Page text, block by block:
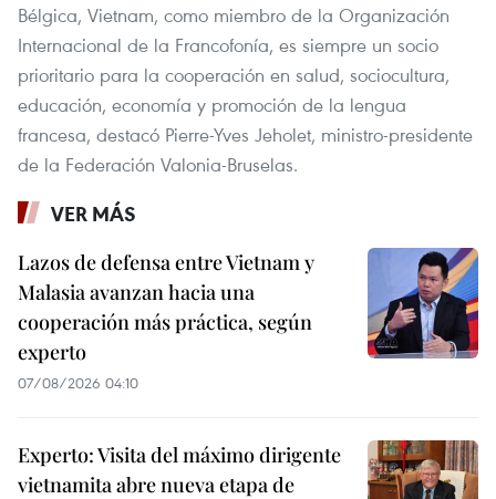
Bélgica, Vietnam, como miembro de la Organización
Internacional de la Francofonía, es siempre un socio
prioritario para la cooperación en salud, sociocultura,
educación, economía y promoción de la lengua
francesa, destacó Pierre-Yves Jeholet, ministro-presidente
de la Federación Valonia-Bruselas.
VER MÁS
Lazos de defensa entre Vietnam y
Malasia avanzan hacia una
cooperación más práctica, según
experto
07/08/2026 04:10
Experto: Visita del máximo dirigente
vietnamita abre nueva etapa de